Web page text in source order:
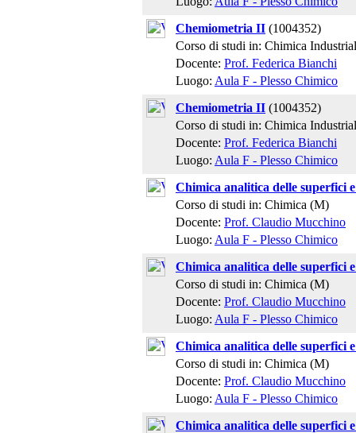
Chemiometria II (1004352)
Corso di studi in: Chimica
Docente: Prof. Federica Bianchi
Luogo: Aula F - Plesso Chimico
Chemiometria II (1004352)
Corso di studi in: Chimica
Docente: Prof. Federica Bianchi
Luogo: Aula F - Plesso Chimico
Chimica analitica delle superfici
Corso di studi in: Chimica (M)
Docente: Prof. Claudio Mucchino
Luogo: Aula F - Plesso Chimico
Chimica analitica delle superfici
Corso di studi in: Chimica (M)
Docente: Prof. Claudio Mucchino
Luogo: Aula F - Plesso Chimico
Chimica analitica delle superfici
Corso di studi in: Chimica (M)
Docente: Prof. Claudio Mucchino
Luogo: Aula F - Plesso Chimico
Chimica analitica delle superfici